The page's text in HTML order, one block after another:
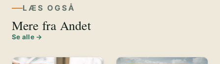
LÆS OGSÅ
Mere fra Andet
Se alle →